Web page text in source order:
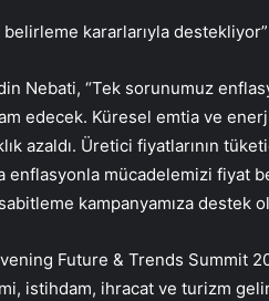
kararlarıyla destekliyor”
Nebati, “Tek sorunumuz
edecek. Küresel emtia ve
azaldı. Üretici fiyatlarının
enflasyonla mücadelemizi fiyat
kampanyamıza destek
Future & Trends Summit
istihdam, ihracat ve turizm